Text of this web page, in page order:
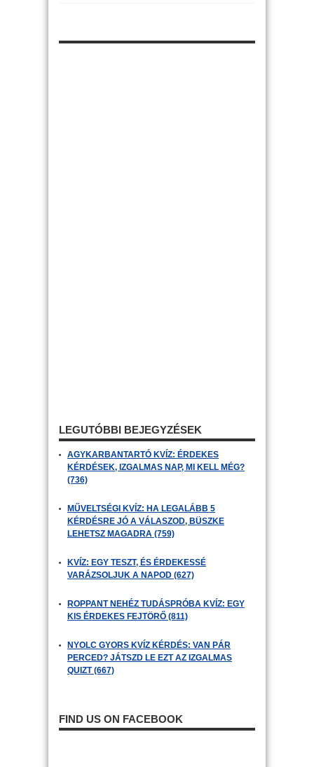
LEGUTÓBBI BEJEGYZÉSEK
AGYKARBANTARTÓ KVÍZ: ÉRDEKES
KÉRDÉSEK, IZGALMAS NAP, MI KELL MÉG?
(736)
MŰVELTSÉGI KVÍZ: HA LEGALÁBB 5
KÉRDÉSRE JÓ A VÁLASZOD, BÜSZKE
LEHETSZ MAGADRA (759)
KVÍZ: EGY TESZT, ÉS ÉRDEKESSÉ
VARÁZSOLJUK A NAPOD (627)
ROPPANT NEHÉZ TUDÁSPRÓBA KVÍZ: EGY
KIS ÉRDEKES FEJTÖRŐ (811)
NYOLC GYORS KVÍZ KÉRDÉS: VAN PÁR
PERCED? JÁTSZD LE EZT AZ IZGALMAS
QUIZT (667)
FIND US ON FACEBOOK